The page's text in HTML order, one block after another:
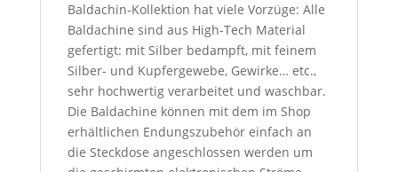
Baldachin-Kollektion hat viele Vorzüge: Alle
Baldachine sind aus High-Tech Material
gefertigt: mit Silber bedampft, mit feinem
Silber- und Kupfergewebe, Gewirke… etc.,
sehr hochwertig verarbeitet und waschbar.
Die Baldachine können mit dem im Shop
erhältlichen Endungszubehör einfach an
die Steckdose angeschlossen werden um